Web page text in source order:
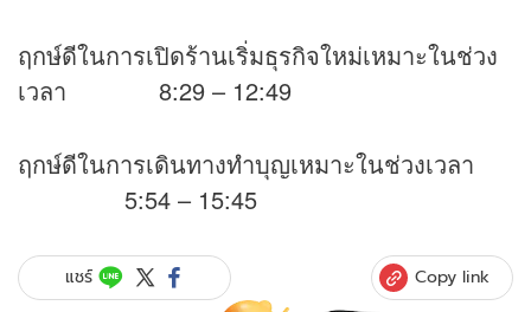
ฤกษ์ดีในการเปิดร้านเริ่มธุรกิจใหม่เหมาะในช่วง
เวลา 8:29 – 12:49
ฤกษ์ดีในการเดินทางทำบุญเหมาะในช่วงเวลา
5:54 – 15:45
แชร์ Copy link